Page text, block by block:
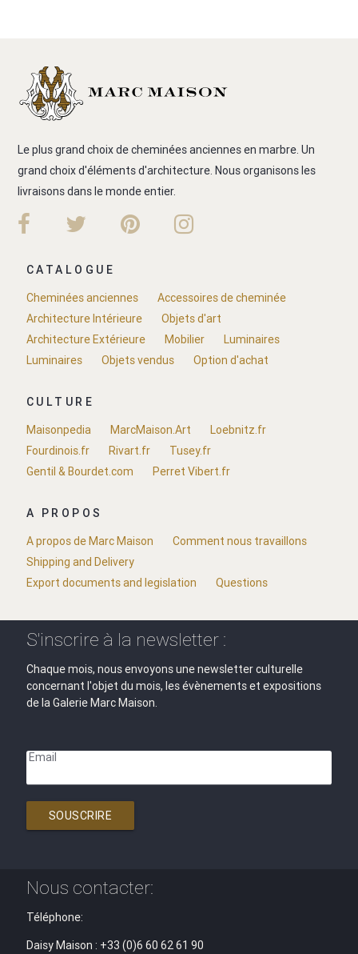
Le plus grand choix de cheminées anciennes en marbre. Un
grand choix d'éléments d'architecture. Nous organisons les
livraisons dans le monde entier.
CATALOGUE
Cheminées anciennes
Accessoires de cheminée
Architecture Intérieure
Objets d'art
Architecture Extérieure
Mobilier
Luminaires
Luminaires
Objets vendus Option d'achat
CULTURE
Maisonpedia
MarcMaison.Art
Loebnitz.fr
Fourdinois.fr
Rivart.fr
Tusey.fr
Gentil & Bourdet.com
Perret Vibert.fr
A PROPOS
A propos de Marc Maison
Comment nous travaillons
Shipping and Delivery
Export documents and legislation
Questions
S'inscrire à la newsletter :
Chaque mois, nous envoyons une newsletter culturelle
concernant l'objet du mois, les évènements et expositions
de la Galerie Marc Maison.
Email
SOUSCRIRE
Nous contacter:
Téléphone:
Daisy Maison : +33 (0)6 60 62 61 90